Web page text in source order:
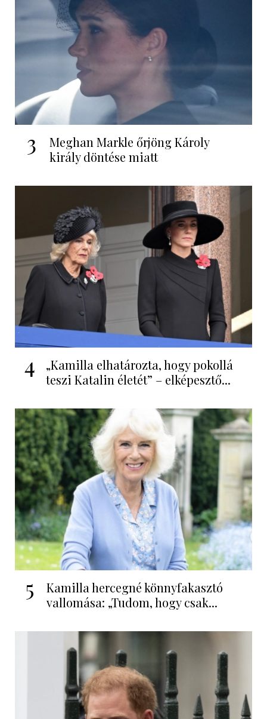
3
Meghan Markle őrjöng Károly
király döntése miatt
4
„Kamilla elhatározta, hogy pokollá
teszi Katalin életét” – elképesztő...
5
Kamilla hercegné könnyfakasztó
vallomása: „Tudom, hogy csak...